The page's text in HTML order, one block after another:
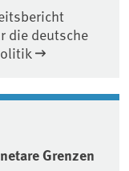
die deutsche
Grenzen